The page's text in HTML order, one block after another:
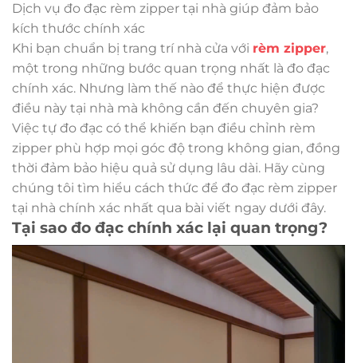
Dịch vụ đo đạc rèm zipper tại nhà giúp đảm bảo
kích thước chính xác
Khi bạn chuẩn bị trang trí nhà cửa với rèm zipper,
một trong những bước quan trọng nhất là đo đạc
chính xác. Nhưng làm thế nào để thực hiện được
điều này tại nhà mà không cần đến chuyên gia?
Việc tự đo đạc có thể khiến bạn điều chỉnh rèm
zipper phù hợp mọi góc độ trong không gian, đồng
thời đảm bảo hiệu quả sử dụng lâu dài. Hãy cùng
chúng tôi tìm hiểu cách thức để đo đạc rèm zipper
tại nhà chính xác nhất qua bài viết ngay dưới đây.
Tại sao đo đạc chính xác lại quan trọng?